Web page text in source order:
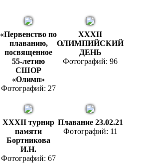
«Первенство по
плаванию,
посвященное
55-летию
СШОР
«Олимп»
Фотографий: 27
XXXII
ОЛИМПИЙСКИЙ
ДЕНЬ
Фотографий: 96
XXXII турнир
памяти
Бортникова
И.Н.
Фотографий: 67
Плавание 23.02.21
Фотографий: 11